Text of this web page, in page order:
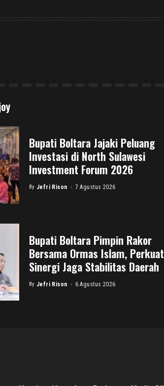
Bupati Boltara Jajaki Peluang
Investasi di North Sulawesi
Investment Forum 2026
Posted
By Jefri Rison 7 Agustus 2026
Bupati Boltara Pimpin Rakor
Bersama Ormas Islam, Perkuat
Sinergi Jaga Stabilitas Daerah
Posted
By Jefri Rison 6 Agustus 2026